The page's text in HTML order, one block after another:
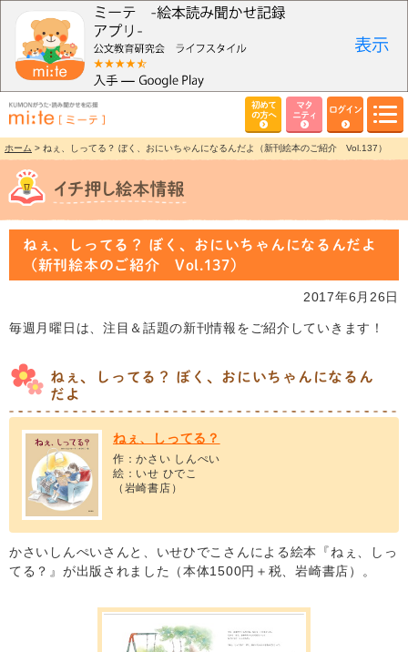
初めて
の方へ
マタ
ニティ
ログイン
ホーム > ねぇ、しってる？ ぼく、おにいちゃんになるんだよ（新刊絵本のご紹介 Vol.137）
ねぇ、しってる？ ぼく、おにいちゃんになるんだよ
（新刊絵本のご紹介 Vol.137）
2017年6月26日
毎週月曜日は、注目＆話題の新刊情報をご紹介していきます！
ねぇ、しってる？ ぼく、おにいちゃんになるん
だよ
ねぇ、しってる？
作：かさい しんぺい
絵：いせ ひでこ
（岩崎書店）
かさいしんぺいさんと、いせひでこさんによる絵本『ねぇ、しっ
てる？』が出版されました（本体1500円＋税、岩崎書店）。